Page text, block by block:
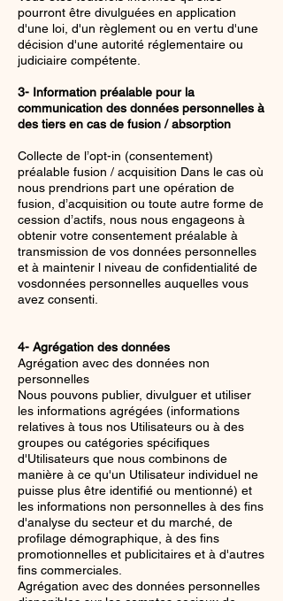
pourront être divulguées en application
d'une loi, d'un règlement ou en vertu d'une
décision d'une autorité réglementaire ou
judiciaire compétente.
3- Information préalable pour la
communication des données personnelles à
des tiers en cas de fusion / absorption
Collecte de l’opt-in (consentement)
préalable fusion / acquisition Dans le cas où
nous prendrions part une opération de
fusion, d’acquisition ou toute autre forme de
cession d’actifs, nous nous engageons à
obtenir votre consentement préalable à
transmission de vos données personnelles
et à maintenir l niveau de confidentialité de
vosdonnées personnelles auquelles vous
avez consenti.
4- Agrégation des données
Agrégation avec des données non
personnelles
Nous pouvons publier, divulguer et utiliser
les informations agrégées (informations
relatives à tous nos Utilisateurs ou à des
groupes ou catégories spécifiques
d'Utilisateurs que nous combinons de
manière à ce qu'un Utilisateur individuel ne
puisse plus être identifié ou mentionné) et
les informations non personnelles à des fins
d'analyse du secteur et du marché, de
profilage démographique, à des fins
promotionnelles et publicitaires et à d'autres
fins commerciales.
Agrégation avec des données personnelles